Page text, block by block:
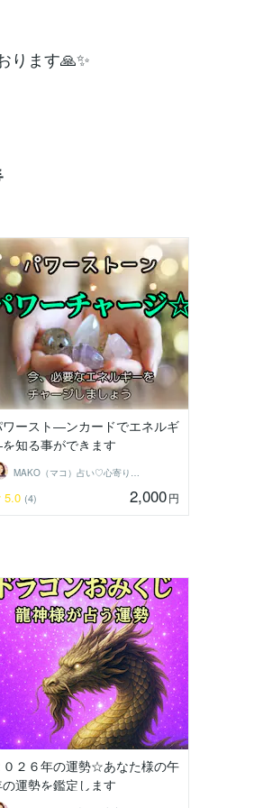
ります🙏✨
ワースト―ンカードでエネルギ
知る事ができます
5.0 (4) 2,000円
０２６年の運勢☆あなた様の午
運勢を鑑定します